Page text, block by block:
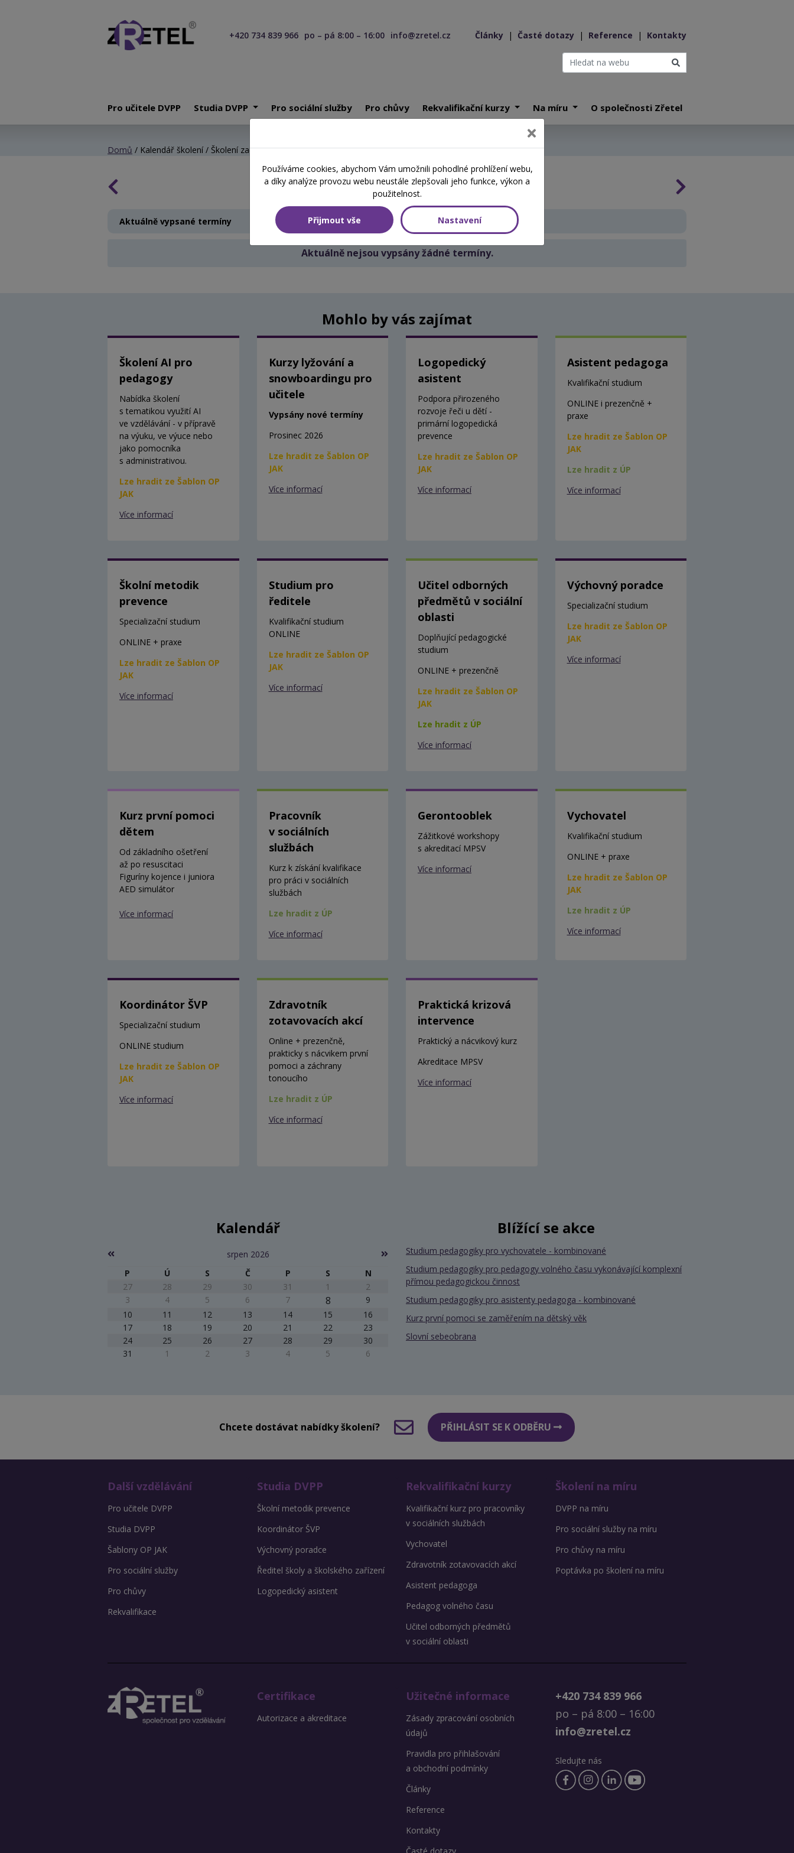
+420 734 839 966 po – pá 8:00 – 16:00 info@zretel.cz Články | Časté dotazy | Reference | Kontakty
Pro učitele DVPP Studia DVPP Pro sociální služby Pro chůvy Rekvalifikační kurzy Na míru O společnosti Zřetel
Domů / Kalendář školení / Školení začínající 25. 06. 2026
Školení začínající 25. 06. 2026
Aktuálně vypsané termíny
Aktuálně nejsou vypsány žádné termíny.
Mohlo by vás zajímat
Školení AI pro
pedagogy
Nabídka školení
s tematikou využití AI
ve vzdělávání - v přípravě
na výuku, ve výuce nebo
jako pomocníka
s administrativou.
Lze hradit ze Šablon OP
JAK
Více informací
Kurzy lyžování a
snowboardingu pro
učitele
Vypsány nové termíny
Prosinec 2026
Lze hradit ze Šablon OP
JAK
Více informací
Logopedický
asistent
Podpora přirozeného
rozvoje řeči u dětí -
primární logopedická
prevence
Lze hradit ze Šablon OP
JAK
Více informací
Asistent pedagoga
Kvalifikační studium
ONLINE i prezenčně +
praxe
Lze hradit ze Šablon OP
JAK
Lze hradit z ÚP
Více informací
Školní metodik
prevence
Specializační studium
ONLINE + praxe
Lze hradit ze Šablon OP
JAK
Více informací
Studium pro
ředitele
Kvalifikační studium
ONLINE
Lze hradit ze Šablon OP
JAK
Více informací
Učitel odborných
předmětů v sociální
oblasti
Doplňující pedagogické
studium
ONLINE + prezenčně
Lze hradit ze Šablon OP
JAK
Lze hradit z ÚP
Více informací
Výchovný poradce
Specializační studium
Lze hradit ze Šablon OP
JAK
Více informací
Kurz první pomoci
dětem
Od základního ošetření
až po resuscitaci
Figuríny kojence i juniora
AED simulátor
Více informací
Pracovník
v sociálních
službách
Kurz k získání kvalifikace
pro práci v sociálních
službách
Lze hradit z ÚP
Více informací
Gerontooblek
Zážitkové workshopy
s akreditací MPSV
Více informací
Vychovatel
Kvalifikační studium
ONLINE + praxe
Lze hradit ze Šablon OP
JAK
Lze hradit z ÚP
Více informací
Koordinátor ŠVP
Specializační studium
ONLINE studium
Lze hradit ze Šablon OP
JAK
Více informací
Zdravotník
zotavovacích akcí
Online + prezenčně,
prakticky s nácvikem první
pomoci a záchrany
tonoucího
Lze hradit z ÚP
Více informací
Praktická krizová
intervence
Praktický a nácvikový kurz
Akreditace MPSV
Více informací
Kalendář
srpen 2026
P
Ú S Č P S
N
27
28 29 30 31 1
2
3
4 5 6 7 8
9
10
11 12 13 14 15
16
17
18 19 20 21 22
23
24
25 26 27 28 29
30
31
1 2 3 4 5 6
Blížící se akce
Studium pedagogiky pro vychovatele - kombinované
Studium pedagogiky pro pedagogy volného času vykonávající komplexní
přímou pedagogickou činnost
Studium pedagogiky pro asistenty pedagoga - kombinované
Kurz první pomoci se zaměřením na dětský věk
Slovní sebeobrana
Chcete dostávat nabídky školení? PŘIHLÁSIT SE K ODBĚRU
Další vzdělávání
Pro učitele DVPP
Studia DVPP
Šablony OP JAK
Pro sociální služby
Pro chůvy
Rekvalifikace
Studia DVPP
Školní metodik prevence
Koordinátor ŠVP
Výchovný poradce
Ředitel školy a školského zařízení
Logopedický asistent
Rekvalifikační kurzy
Kvalifikační kurz pro pracovníky
v sociálních službách
Vychovatel
Zdravotník zotavovacích akcí
Asistent pedagoga
Pedagog volného času
Učitel odborných předmětů
v sociální oblasti
Školení na míru
DVPP na míru
Pro sociální služby na míru
Pro chůvy na míru
Poptávka po školení na míru
Certifikace
Autorizace a akreditace
Užitečné informace
Zásady zpracování osobních
údajů
Pravidla pro přihlašování
a obchodní podmínky
Články
Reference
Kontakty
Časté dotazy
+420 734 839 966
po – pá 8:00 – 16:00
info@zretel.cz
Sledujte nás
Používáme cookies, abychom Vám umožnili pohodlné prohlížení webu,
a díky analýze provozu webu neustále zlepšovali jeho funkce, výkon a
použitelnost.
Přijmout vše Nastavení